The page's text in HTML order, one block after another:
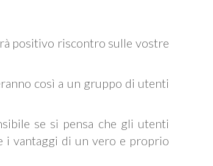
positivo riscontro sulle vostre
così a un gruppo di utenti
se si pensa che gli utenti
i vantaggi di un vero e proprio